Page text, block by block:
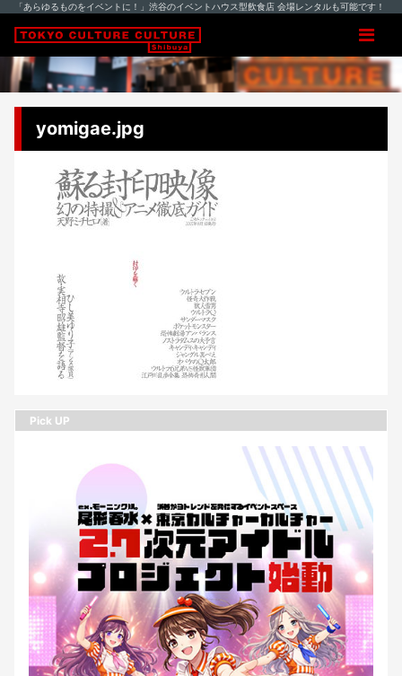
「あらゆるものをイベントに！」渋谷のイベントハウス型飲食店 会場レンタルも可能です！
yomigae.jpg
Pick UP